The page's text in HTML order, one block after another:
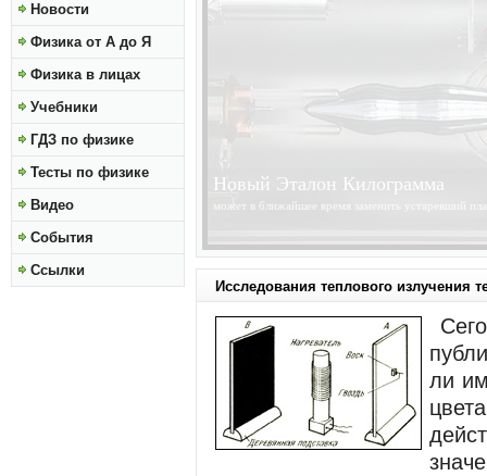
Новости
Физика от А до Я
Физика в лицах
Учебники
ГДЗ по физике
Тесты по физике
Видео
События
Ссылки
Солнце Становится Ближе
получены изображения высокого разрешения
Исследования теплового излучения
ли